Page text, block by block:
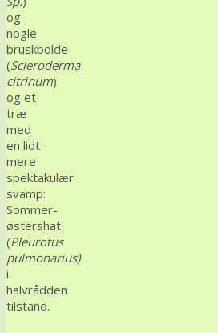
og
nogle
bruskbolde
(Scleroderma
citrinum)
og et
træ
med
en lidt
mere
spektakulær
svamp:
Sommer-
østershat
(Pleurotus
pulmonarius)
i
halvrådden
tilstand.